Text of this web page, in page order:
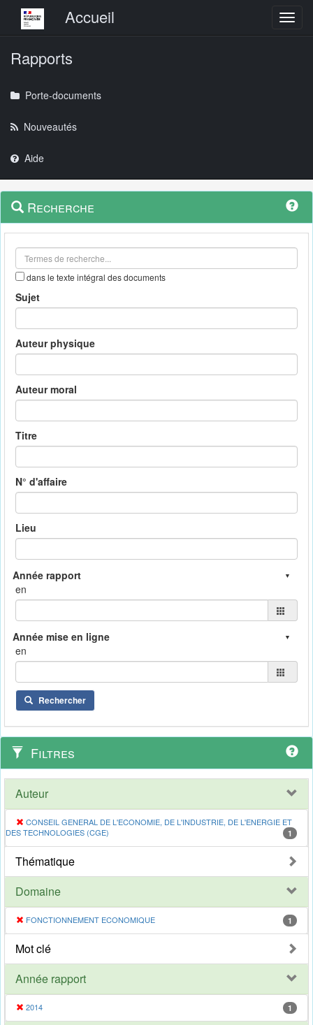
Menu principalAccueil
Rapports
Porte-documents
Nouveautés
Aide
Navigation
outils
Menu
contextuel
Recherche
dans le texte intégral des documents
Sujet
Auteur physique
Auteur moral
Titre
N° d'affaire
Lieu
en
en
Rechercher
Filtres
Auteur
CONSEIL GENERAL DE L'ECONOMIE, DE L'INDUSTRIE, DE L'ENERGIE ET
DES TECHNOLOGIES (CGE)
1
Thématique
Domaine
FONCTIONNEMENT ECONOMIQUE 1
Mot clé
Année rapport
2014 1